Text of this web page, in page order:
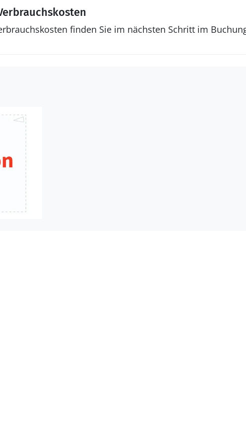
finden Sie im nächsten Schritt im